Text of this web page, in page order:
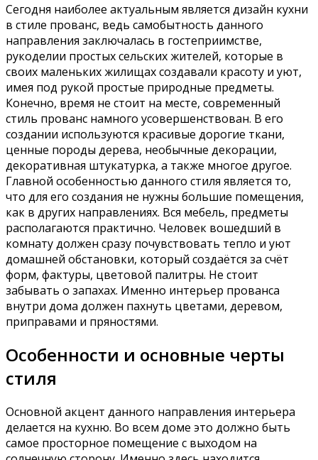
Сегодня наиболее актуальным является дизайн кухни
в стиле прованс, ведь самобытность данного
направления заключалась в гостеприимстве,
рукоделии простых сельских жителей, которые в
своих маленьких жилищах создавали красоту и уют,
имея под рукой простые природные предметы.
Конечно, время не стоит на месте, современный
стиль прованс намного усовершенствован. В его
создании используются красивые дорогие ткани,
ценные породы дерева, необычные декорации,
декоративная штукатурка, а также многое другое.
Главной особенностью данного стиля является то,
что для его создания не нужны большие помещения,
как в других направлениях. Вся мебель, предметы
располагаются практично. Человек вошедший в
комнату должен сразу почувствовать тепло и уют
домашней обстановки, который создаётся за счёт
форм, фактуры, цветовой палитры. Не стоит
забывать о запахах. Именно интерьер прованса
внутри дома должен пахнуть цветами, деревом,
приправами и пряностями.
Особенности и основные черты
стиля
Основной акцент данного направления интерьера
делается на кухню. Во всем доме это должно быть
самое просторное помещение с выходом на